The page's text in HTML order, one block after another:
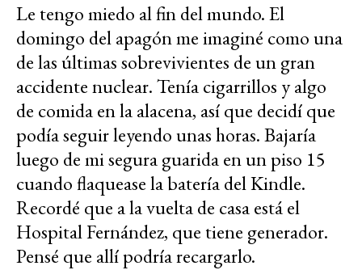
Le tengo miedo al fin del mundo. El
domingo del apagón me imaginé como una
de las últimas sobrevivientes de un gran
accidente nuclear. Tenía cigarrillos y algo
de comida en la alacena, así que decidí que
podía seguir leyendo unas horas. Bajaría
luego de mi segura guarida en un piso 15
cuando flaquease la batería del Kindle.
Recordé que a la vuelta de casa está el
Hospital Fernández, que tiene generador.
Pensé que allí podría recargarlo.